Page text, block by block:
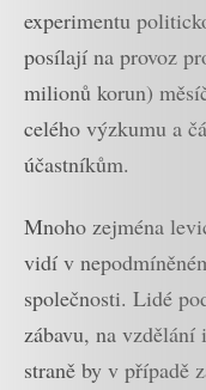
experimentu
posílají na provoz
milionů korun)
celého výzkumu a
účastníkům.
Mnoho zejména
vidí v
společnosti. Lidé
zábavu, na
straně by v případě